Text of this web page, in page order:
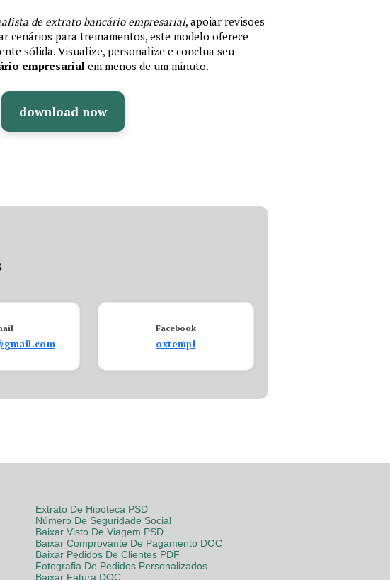
de extrato bancário empresarial, apoiar revisões
cenários para treinamentos, este modelo oferece
sólida. Visualize, personalize e conclua seu
empresarialem menos de um minuto.
download now
Facebook
oxtempl
Extrato De Hipoteca PSD
Número De Seguridade Social
Baixar Visto De Viagem PSD
Baixar Comprovante De Pagamento DOC
Baixar Pedidos De Clientes PDF
Fotografia De Pedidos Personalizados
Baixar Fatura DOC